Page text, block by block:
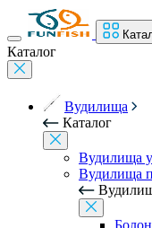
Каталог
Вудилища
Каталог
Вудилища
Вудилища